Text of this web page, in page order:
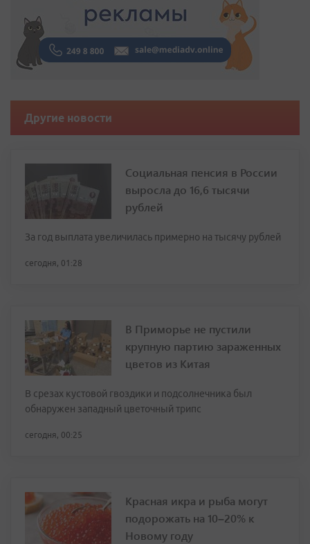
Другие новости
Социальная пенсия в России
выросла до 16,6 тысячи
рублей
За год выплата увеличилась примерно на тысячу рублей
сегодня, 01:28
В Приморье не пустили
крупную партию зараженных
цветов из Китая
В срезах кустовой гвоздики и подсолнечника был
обнаружен западный цветочный трипс
сегодня, 00:25
Красная икра и рыба могут
подорожать на 10–20% к
Новому году